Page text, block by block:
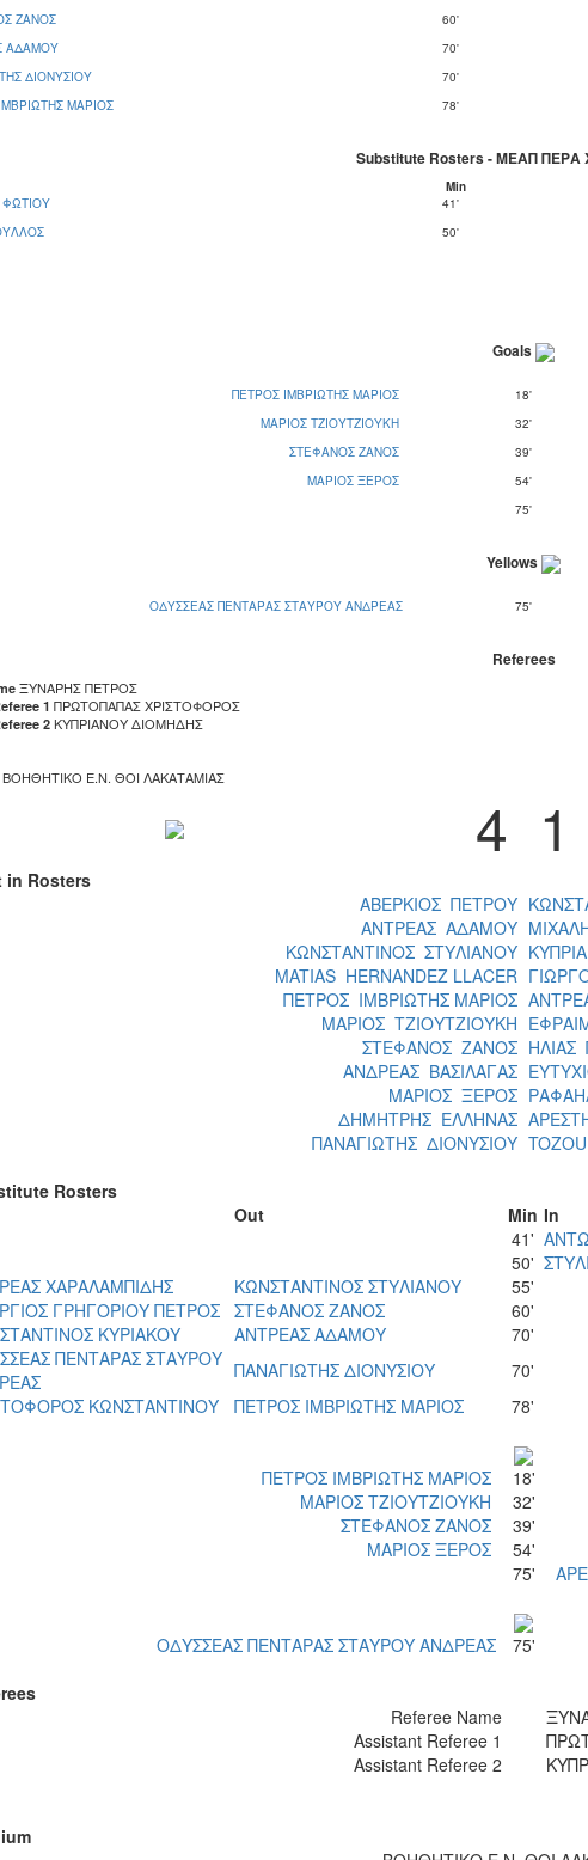
ΖΑΝΟΣ
60'
ΑΔΑΜΟΥ
70'
ΔΙΟΝΥΣΙΟΥ
70'
ΜΑΡΙΟΣ
78'
Substitute Rosters - ΜΕΑΠ ΠΕΡΑ
Μin
ΦΩΤΙΟΥ
41'
50'
Goals
ΠΕΤΡΟΣ ΙΜΒΡΙΩΤΗΣ ΜΑΡΙΟΣ
18'
ΜΑΡΙΟΣ ΤΖΙΟΥΤΖΙΟΥΚΗ
32'
ΣΤΕΦΑΝΟΣ ΖΑΝΟΣ
39'
ΜΑΡΙΟΣ ΞΕΡΟΣ
54'
75'
Yellows
ΟΔΥΣΣΕΑΣ ΠΕΝΤΑΡΑΣ ΣΤΑΥΡΟΥ ΑΝΔΡΕΑΣ 75'
Referees
ΞΥΝΑΡΗΣ ΠΕΤΡΟΣ
1 ΠΡΩΤΟΠΑΠΑΣ ΧΡΙΣΤΟΦΟΡΟΣ
2 ΚΥΠΡΙΑΝΟΥ ΔΙΟΜΗΔΗΣ
ΒΟΗΘΗΤΙΚΟ Ε.Ν. ΘΟΙ ΛΑΚΑΤΑΜΙΑΣ
4 1
in Rosters
ΑΒΕΡΚΙΟΣ ΠΕΤΡΟΥ
ΑΝΤΡΕΑΣ ΑΔΑΜΟΥ
ΚΩΝΣΤΑΝΤΙΝΟΣ ΣΤΥΛΙΑΝΟΥ
MATIAS HERNANDEZ LLACER
ΠΕΤΡΟΣ ΙΜΒΡΙΩΤΗΣ ΜΑΡΙΟΣ
ΜΑΡΙΟΣ ΤΖΙΟΥΤΖΙΟΥΚΗ
ΣΤΕΦΑΝΟΣ ΖΑΝΟΣ
ΑΝΔΡΕΑΣ ΒΑΣΙΛΑΓΑΣ
ΜΑΡΙΟΣ ΞΕΡΟΣ
ΔΗΜΗΤΡΗΣ ΕΛΛΗΝΑΣ
ΠΑΝΑΓΙΩΤΗΣ ΔΙΟΝΥΣΙΟΥ
Rosters
Οut
Μin In
41'
50'
ΧΑΡΑΛΑΜΠΙΔΗΣ
ΚΩΝΣΤΑΝΤΙΝΟΣ ΣΤΥΛΙΑΝΟΥ
55'
ΓΡΗΓΟΡΙΟΥ ΠΕΤΡΟΣ ΣΤΕΦΑΝΟΣ ΖΑΝΟΣ
60'
ΚΥΡΙΑΚΟΥ
ΑΝΤΡΕΑΣ ΑΔΑΜΟΥ
70'
ΠΕΝΤΑΡΑΣ ΣΤΑΥΡΟΥ ΠΑΝΑΓΙΩΤΗΣ ΔΙΟΝΥΣΙΟΥ
70'
ΚΩΝΣΤΑΝΤΙΝΟΥ
ΠΕΤΡΟΣ ΙΜΒΡΙΩΤΗΣ ΜΑΡΙΟΣ 78'
ΠΕΤΡΟΣ ΙΜΒΡΙΩΤΗΣ ΜΑΡΙΟΣ
18'
ΜΑΡΙΟΣ ΤΖΙΟΥΤΖΙΟΥΚΗ
32'
ΣΤΕΦΑΝΟΣ ΖΑΝΟΣ
39'
ΜΑΡΙΟΣ ΞΕΡΟΣ
54'
75'
ΟΔΥΣΣΕΑΣ ΠΕΝΤΑΡΑΣ ΣΤΑΥΡΟΥ ΑΝΔΡΕΑΣ
75'
Referee Name
Assistant Referee 1
Assistant Referee 2